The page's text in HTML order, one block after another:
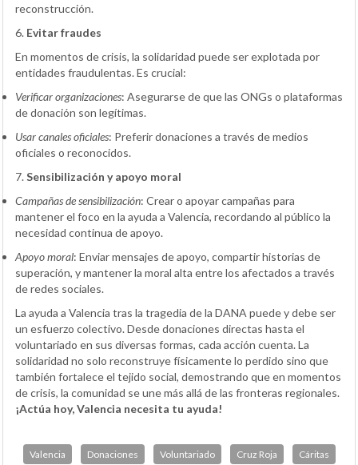
reconstrucción.
6. Evitar fraudes
En momentos de crisis, la solidaridad puede ser explotada por
entidades fraudulentas. Es crucial:
Verificar organizaciones: Asegurarse de que las ONGs o plataformas
de donación son legítimas.
Usar canales oficiales: Preferir donaciones a través de medios
oficiales o reconocidos.
7.Sensibilización y apoyo moral
Campañas de sensibilización: Crear o apoyar campañas para
mantener el foco en la ayuda a Valencia, recordando al público la
necesidad continua de apoyo.
Apoyo moral: Enviar mensajes de apoyo, compartir historias de
superación, y mantener la moral alta entre los afectados a través
de redes sociales.
La ayuda a Valencia tras la tragedia de la DANA puede y debe ser
un esfuerzo colectivo. Desde donaciones directas hasta el
voluntariado en sus diversas formas, cada acción cuenta. La
solidaridad no solo reconstruye físicamente lo perdido sino que
también fortalece el tejido social, demostrando que en momentos
de crisis, la comunidad se une más allá de las fronteras regionales.
¡Actúa hoy, Valencia necesita tu ayuda!
Valencia Donaciones Voluntariado Cruz Roja Cáritas